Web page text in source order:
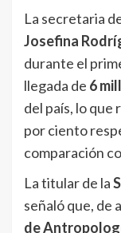
La secretaria
Josefina
durante el
llegada de 6
del país, lo
por ciento
comparación
La titular de la
señaló que, de
de